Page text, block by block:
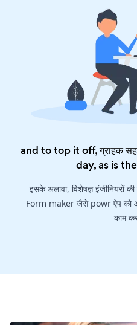
and to top it off, ग्राहक
day, as is
इसके अलावा, विशेषज्ञ इंजीनियरों
Form maker जैसे powr ऐप को
काम